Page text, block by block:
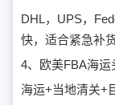
DHL，UPS，
快，适合紧急补货
4、欧美FBA海运
海运+当地清关+